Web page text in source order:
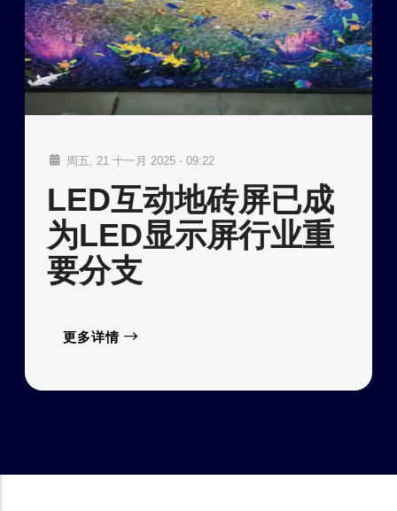
周五, 21 十一月 2025 - 09:22
LED互动地砖屏已成
为LED显示屏行业重
要分支
更多详情
页